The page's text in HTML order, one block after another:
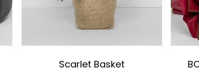
Scarlet Basket